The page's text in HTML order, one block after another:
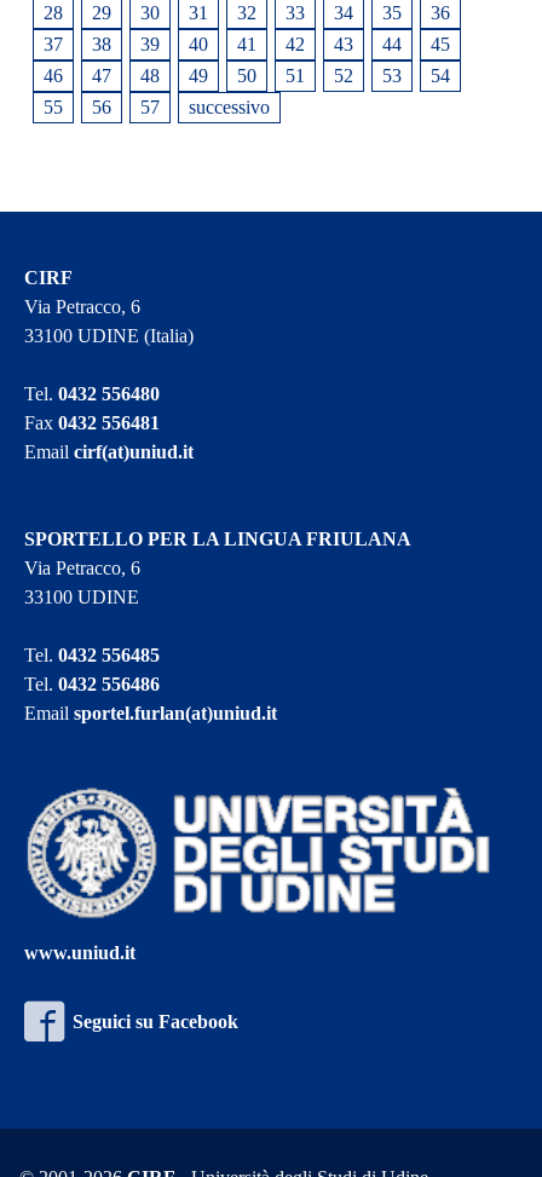
28
29 30 31 32 33 34 35
36
37
38 39 40 41 42 43 44
45
46
47 48 49 50 51 52 53
54
55
56 57 successivo
CIRF
Via Petracco, 6
33100 UDINE (Italia)
Tel.0432 556480
Fax0432 556481
Emailcirf(at)uniud.it
SPORTELLO PER LA LINGUA FRIULANA
Via Petracco, 6
33100 UDINE
Tel.0432 556485
Tel.0432 556486
Emailsportel.furlan(at)uniud.it
www.uniud.it
Seguici su Facebook